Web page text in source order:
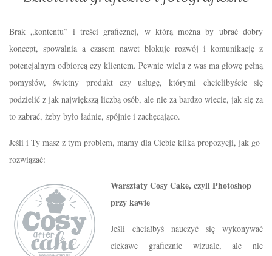
Brak „kontentu” i treści graficznej, w którą można by ubrać dobry
koncept, spowalnia a czasem nawet blokuje rozwój i komunikację z
potencjalnym odbiorcą czy klientem. Pewnie wielu z was ma głowę pełną
pomysłów, świetny produkt czy usługę, którymi chcielibyście się
podzielić z jak największą liczbą osób, ale nie za bardzo wiecie, jak się za
to zabrać, żeby było ładnie, spójnie i zachęcająco.
Jeśli i Ty masz z tym problem, mamy dla Ciebie kilka propozycji, jak go
rozwiązać:
Warsztaty Cosy Cake, czyli Photoshop
przy kawie
Jeśli chciałbyś nauczyć się wykonywać
ciekawe graficznie wizuale, ale nie